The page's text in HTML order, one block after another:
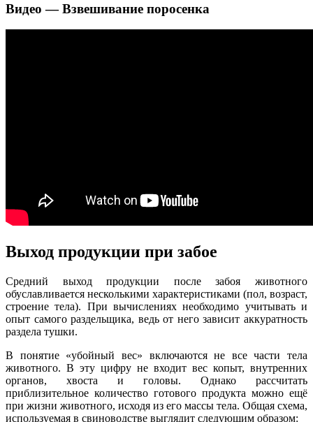
Видео — Взвешивание поросенка
Выход продукции при забое
Средний выход продукции после забоя животного
обуславливается несколькими характеристиками (пол, возраст,
строение тела). При вычислениях необходимо учитывать и
опыт самого раздельщика, ведь от него зависит аккуратность
раздела тушки.
В понятие «убойный вес» включаются не все части тела
животного. В эту цифру не входит вес копыт, внутренних
органов, хвоста и головы. Однако рассчитать
приблизительное количество готового продукта можно ещё
при жизни животного, исходя из его массы тела. Общая схема,
используемая в свиноводстве выглядит следующим образом: